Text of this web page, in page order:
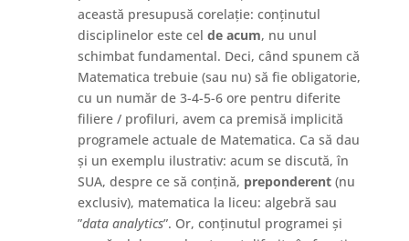
această presupusă corelație: conținutul
disciplinelor este cel de acum, nu unul
schimbat fundamental. Deci, când spunem că
Matematica trebuie (sau nu) să fie obligatorie,
cu un număr de 3-4-5-6 ore pentru diferite
filiere / profiluri, avem ca premisă implicită
programele actuale de Matematica. Ca să dau
și un exemplu ilustrativ: acum se discută, în
SUA, despre ce să conțină, preponderent(nu
exclusiv), matematica la liceu: algebră sau
”data analytics”. Or, conținutul programei și